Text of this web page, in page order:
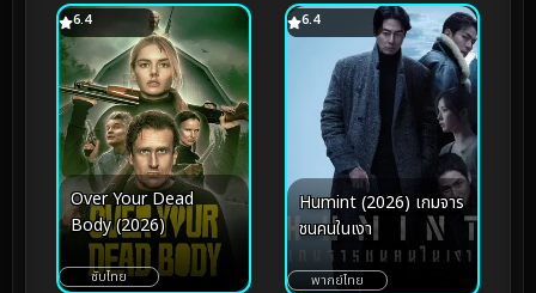
6.4
Over Your Dead
Body (2026)
ซับไทย
6.4
Humint (2026) เกมจาร
ชนคนในเงา
พากย์ไทย